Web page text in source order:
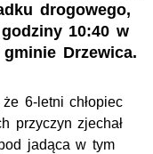
drogowego,
10:40 w
Drzewica.
6-letni chłopiec
przyczyn zjechał
jadąca w tym